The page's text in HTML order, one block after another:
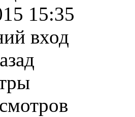
15:35
вход